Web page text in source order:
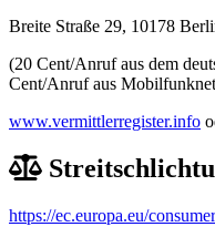
Breite Straße 29, 10178
(20 Cent/Anruf aus dem
Cent/Anruf aus
www.vermittlerregister.info
https://ec.europa.eu/